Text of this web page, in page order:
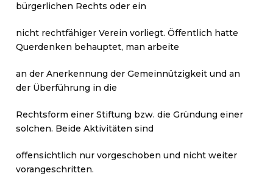
bürgerlichen Rechts oder ein
nicht rechtfähiger Verein vorliegt. Öffentlich hatte
Querdenken behauptet, man arbeite
an der Anerkennung der Gemeinnützigkeit und an
der Überführung in die
Rechtsform einer Stiftung bzw. die Gründung einer
solchen. Beide Aktivitäten sind
offensichtlich nur vorgeschoben und nicht weiter
vorangeschritten.